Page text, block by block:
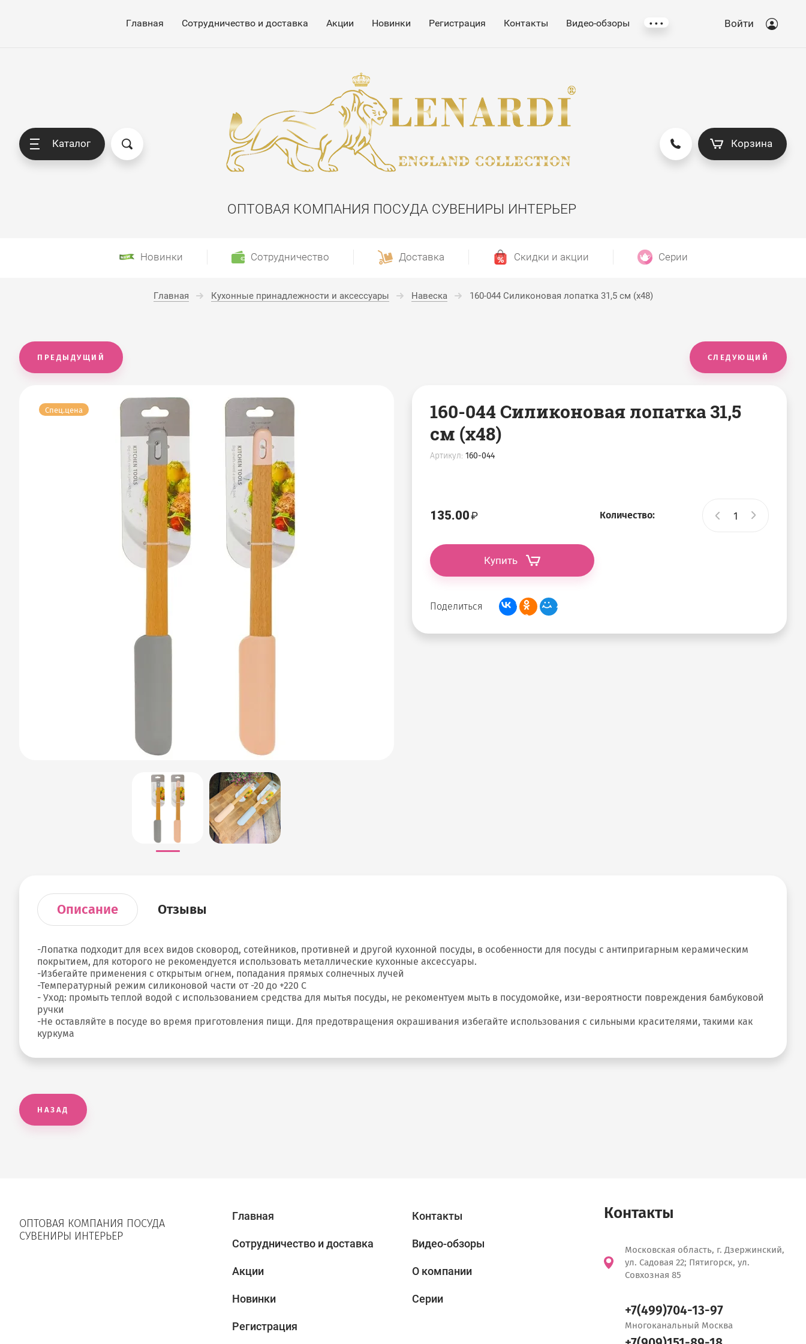
Главная Сотрудничество и доставка Акции Новинки Регистрация Контакты Видео-обзоры ... Войти
Каталог
ОПТОВАЯ КОМПАНИЯ ПОСУДА СУВЕНИРЫ ИНТЕРЬЕР
Корзина
Новинки Сотрудничество Доставка Скидки и акции Серии
Главная Кухонные принадлежности и аксессуары Навеска 160-044 Силиконовая лопатка 31,5 см (х48)
ПРЕДЫДУЩИЙ СЛЕДУЮЩИЙ
Спец.цена
160-044 Силиконовая лопатка 31,5
см (х48)
Артикул: 160-044
135.00 Количество:
Купить
Поделиться
Описание Отзывы
-Лопатка подходит для всех видов сковород, сотейников, противней и другой кухонной посуды, в особенности для посуды с антипригарным керамическим
покрытием, для которого не рекомендуется использовать металлические кухонные аксессуары.
-Избегайте применения с открытым огнем, попадания прямых солнечных лучей
-Температурный режим силиконовой части от -20 до +220 С
- Уход: промыть теплой водой с использованием средства для мытья посуды, не рекоментуем мыть в посудомойке, изи-вероятности повреждения бамбуковой
ручки
-Не оставляйте в посуде во время приготовления пищи. Для предотвращения окрашивания избегайте использования с сильными красителями, такими как
куркума
НАЗАД
ОПТОВАЯ КОМПАНИЯ ПОСУДА
СУВЕНИРЫ ИНТЕРЬЕР
Главная
Сотрудничество и доставка
Акции
Новинки
Регистрация
Контакты
Видео-обзоры
О компании
Серии
Контакты
Московская область, г. Дзержинский,
ул. Садовая 22; Пятигорск, ул.
Совхозная 85
+7(499)704-13-97
Многоканальный Москва